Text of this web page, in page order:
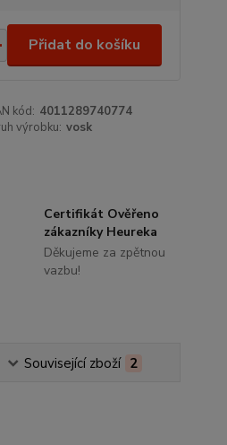
Přidat do košíku
kód: 4011289740774
výrobku: vosk
Certifikát Ověřeno
zákazníky Heureka
Děkujeme za zpětnou
vazbu!
Související zboží 2